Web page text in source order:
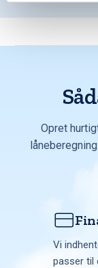
Opret
Vi
passer til